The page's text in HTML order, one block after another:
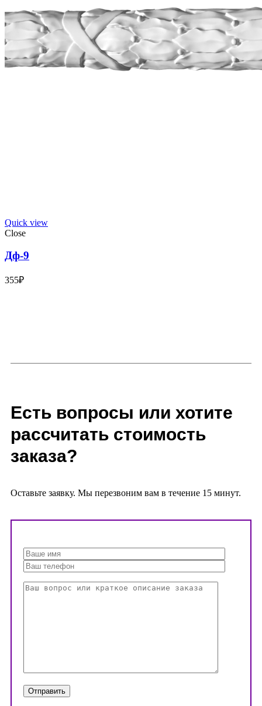
Quick view
Close
Дф-9
355₽
Есть вопросы или хотите
рассчитать стоимость
заказа?
Оставьте заявку. Мы перезвоним вам в течение 15 минут.